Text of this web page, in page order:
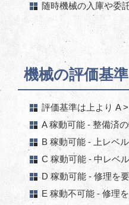
随時機械の入庫や委
機械の評価基
評価基準は上より A
A 稼動可能 - 整備済
B 稼動可能 - 上レベ
C 稼動可能 - 中レベ
D 稼動可能 - 修理を
E 稼動不可能 - 修理